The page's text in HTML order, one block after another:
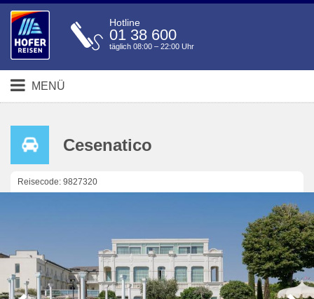
Hotline
01 38 600
täglich 08:00 – 22:00 Uhr
MENÜ
Cesenatico
Reisecode: 9827320